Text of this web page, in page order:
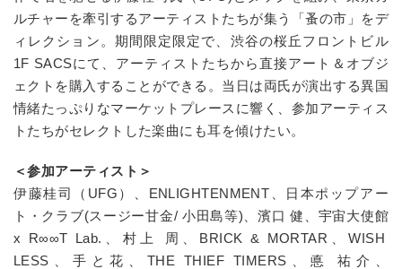
ルチャーを牽引するアーティストたちが集う「蚤の市」をデ
ィレクション。期間限定限定で、渋谷の桜丘フロントビル
1F SACSにて、アーティストたちから直接アート＆オブジ
ェクトを購入することができる。当日は両氏が演出する異国
情緒たっぷりなマーケットプレースに響く、参加アーティス
トたちがセレクトした楽曲にも耳を傾けたい。
＜参加アーティスト＞
伊藤桂司（ UFG ）、 ENLIGHTENMENT 、日本ポップアー
ト・クラブ(スージー甘金/ 小田島等) 、濱口 健、宇宙大使館
x R∞∞T Lab. 、村上 周、 BRICK & MORTAR 、WISH
LESS 、手と花、 THE THIEF TIMERS 、悳 祐介、